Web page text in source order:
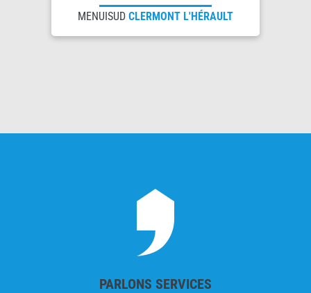
MENUISUD CLERMONT L'HÉRAULT
PARLONS SERVICES